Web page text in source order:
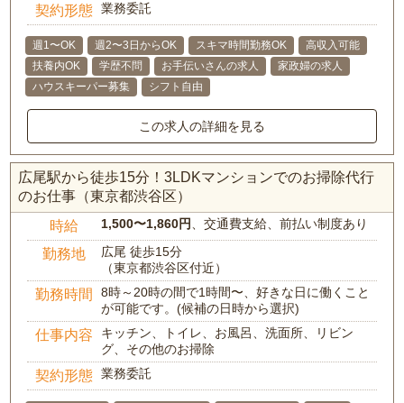
契約形態 業務委託
週1〜OK 週2〜3日からOK スキマ時間勤務OK
高収入可能
扶養内OK
学歴不問 お手伝いさんの求人
家政婦の求人
ハウスキーパー募集
シフト自由
この求人の詳細を見る
広尾駅から徒歩15分！3LDKマンションでのお掃除代行
のお仕事（東京都渋谷区）
時給 1,500〜1,860円、交通費支給、前払い制度あり
勤務地
広尾 徒歩15分
（東京都渋谷区付近）
勤務時間
8時～20時の間で1時間〜、好きな日に働くこと
が可能です。(候補の日時から選択)
仕事内容
キッチン、トイレ、お風呂、洗面所、リビン
グ、その他のお掃除
契約形態 業務委託